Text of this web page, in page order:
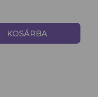
KOSÁRBA